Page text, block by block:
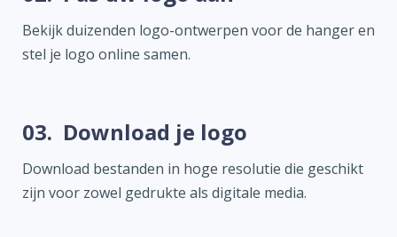
Bekijk duizenden logo-ontwerpen voor de hanger en
stel je logo online samen.
03. Download je logo
Download bestanden in hoge resolutie die geschikt
zijn voor zowel gedrukte als digitale media.